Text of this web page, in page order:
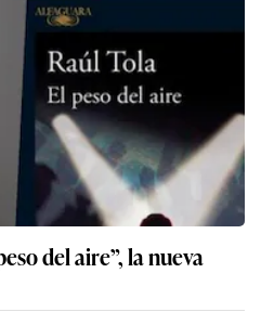
del aire”, la nueva